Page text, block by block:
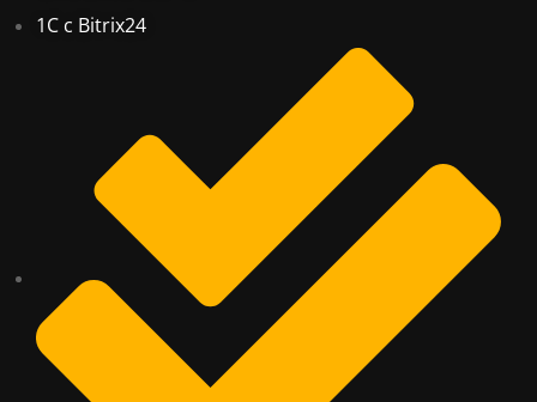
1С с Bitrix24